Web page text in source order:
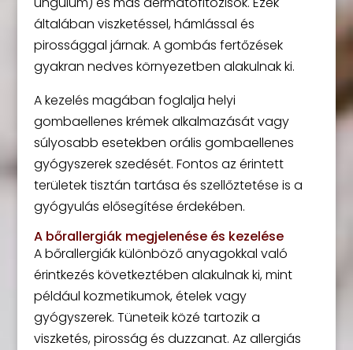
általában viszketéssel, hámlással és
pirossággal járnak. A gombás fertőzések
gyakran nedves környezetben alakulnak ki.
A kezelés magában foglalja helyi
gombaellenes krémek alkalmazását vagy
súlyosabb esetekben orális gombaellenes
gyógyszerek szedését. Fontos az érintett
területek tisztán tartása és szellőztetése is a
gyógyulás elősegítése érdekében.
A bőrallergiák megjelenése és kezelése
A bőrallergiák különböző anyagokkal való
érintkezés következtében alakulnak ki, mint
például kozmetikumok, ételek vagy
gyógyszerek. Tüneteik közé tartozik a
viszketés, pirosság és duzzanat. Az allergiás